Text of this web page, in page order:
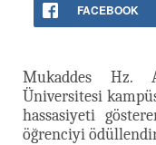
FACEBOOK
Mukaddes Hz.
Üniversitesi
hassasiyeti
öğrenciyi